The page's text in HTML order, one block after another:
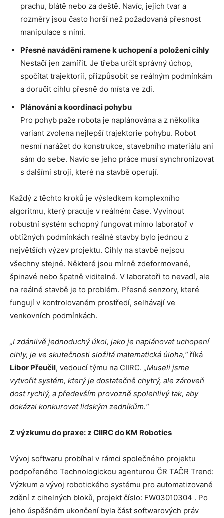
prachu, blátě nebo za deště. Navíc, jejich tvar a
rozměry jsou často horší než požadovaná přesnost
manipulace s nimi.
Přesné navádění ramene k uchopení a položení cihly
Nestačí jen zamířit. Je třeba určit správný úchop,
spočítat trajektorii, přizpůsobit se reálným podmínkám
a doručit cihlu přesně do místa ve zdi.
Plánování a koordinaci pohybu
Pro pohyb paže robota je naplánována a z několika
variant zvolena nejlepší trajektorie pohybu. Robot
nesmí narážet do konstrukce, stavebního materiálu ani
sám do sebe. Navíc se jeho práce musí synchronizovat
s dalšími stroji, které na stavbě operují.
Každý z těchto kroků je výsledkem komplexního
algoritmu, který pracuje v reálném čase. Vyvinout
robustní systém schopný fungovat mimo laboratoř v
obtížných podmínkách reálné stavby bylo jednou z
největších výzev projektu. Cihly na stavbě nejsou
všechny stejné. Některé jsou mírně zdeformované,
špinavé nebo špatně viditelné. V laboratoři to nevadí, ale
na reálné stavbě je to problém. Přesné senzory, které
fungují v kontrolovaném prostředí, selhávají ve
venkovních podmínkách.
„I zdánlivě jednoduchý úkol, jako je naplánovat uchopení
cihly, je ve skutečnosti složitá matematická úloha,“říká
Libor Přeučil, vedoucí týmu na CIIRC. „Museli jsme
vytvořit systém, který je dostatečně chytrý, ale zároveň
dost rychlý, a především provozně spolehlivý tak, aby
dokázal konkurovat lidským zedníkům.“
Z výzkumu do praxe: z CIIRC do KM Robotics
Vývoj softwaru probíhal v rámci společného projektu
podpořeného Technologickou agenturou ČR TAČR Trend:
Výzkum a vývoj robotického systému pro automatizované
zdění z cihelných bloků, projekt číslo: FW03010304 . Po
jeho úspěšném ukončení byla část softwarových práv